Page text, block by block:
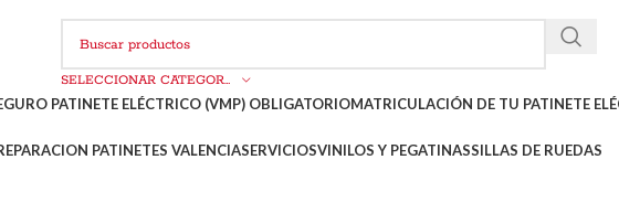
SELECCIONAR CATEGORÍA
PATINETE ELÉCTRICO (VMP) OBLIGATORIOMATRICULACIÓN DE TU PATINETE
PATINETES VALENCIASERVICIOSVINILOS Y PEGATINASSILLAS DE RUEDAS